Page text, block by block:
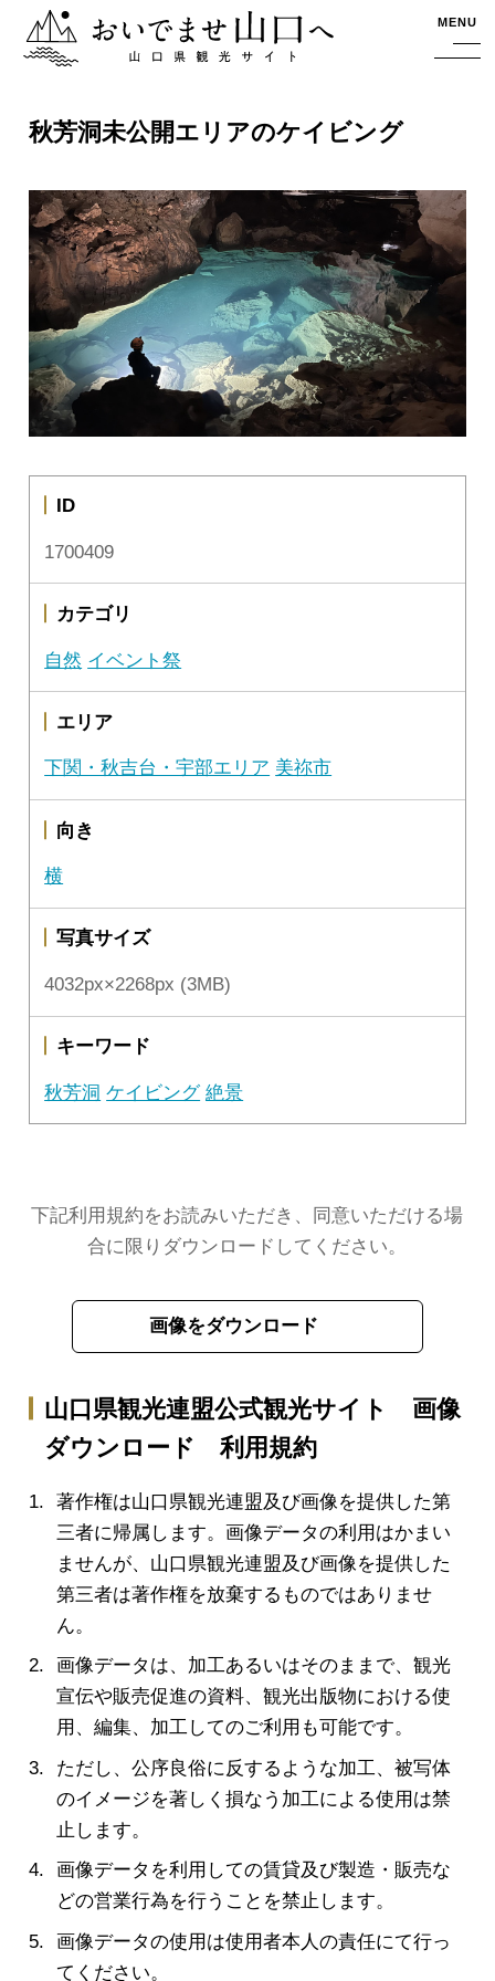
おいでませ山口へー山口県観光サイト MENU
秋芳洞未公開エリアのケイビング
ID
1700409
カテゴリ
自然 イベント祭
エリア
下関・秋吉台・宇部エリア 美祢市
向き
横
写真サイズ
4032px×2268px (3MB)
キーワード
秋芳洞 ケイビング 絶景
下記利用規約をお読みいただき、同意いただける場
合に限りダウンロードしてください。
画像をダウンロード
山口県観光連盟公式観光サイト 画像
ダウンロード 利用規約
著作権は山口県観光連盟及び画像を提供した第
三者に帰属します。画像データの利用はかまい
ませんが、山口県観光連盟及び画像を提供した
第三者は著作権を放棄するものではありませ
ん。
画像データは、加工あるいはそのままで、観光
宣伝や販売促進の資料、観光出版物における使
用、編集、加工してのご利用も可能です。
ただし、公序良俗に反するような加工、被写体
のイメージを著しく損なう加工による使用は禁
止します。
画像データを利用しての賃貸及び製造・販売な
どの営業行為を行うことを禁止します。
画像データの使用は使用者本人の責任にて行っ
てください。